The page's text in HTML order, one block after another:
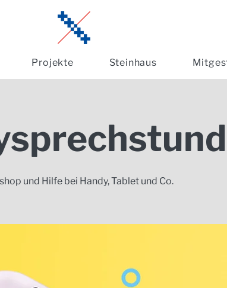
Projekte Steinhaus
und Hilfe bei Handy, Tablet und Co.